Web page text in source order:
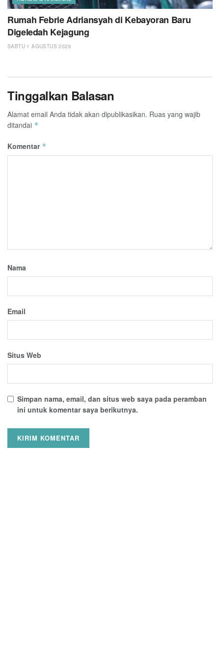
Rumah Febrie Adriansyah di Kebayoran Baru
Digeledah Kejagung
SABTU 1 AGUSTUS 2026
Tinggalkan Balasan
Alamat email Anda tidak akan dipublikasikan. Ruas yang wajib
ditandai *
Komentar *
Nama
Email
Situs Web
Simpan nama, email, dan situs web saya pada peramban
ini untuk komentar saya berikutnya.